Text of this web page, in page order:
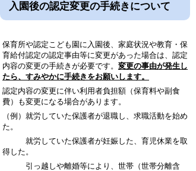
入園後の認定変更の手続きについて
保育所や認定こども園に入園後、家庭状況や教育・保
育給付認定の認定事由等に変更があった場合は、認定
内容の変更の手続きが必要です。 変更の事由が発生し
たら、すみやかに手続きをお願いします。
認定内容の変更に伴い利用者負担額（保育料や副食
費）も変更になる場合があります。
（例）就労していた保護者が退職し、求職活動を始め
た。
就労していた保護者が妊娠した、育児休業を取
得した。
引っ越しや離婚等により、世帯（世帯分離含